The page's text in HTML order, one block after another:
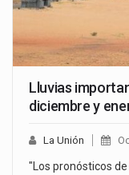
Lluvias
diciembre y
La Unión
"Los pronósticos